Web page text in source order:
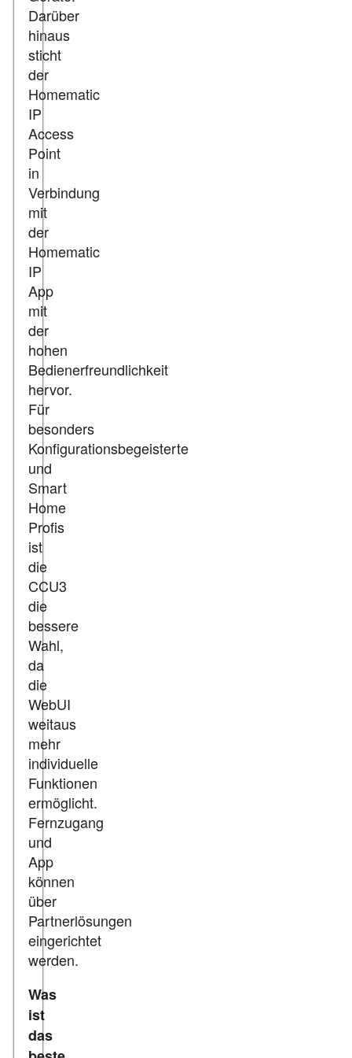
Darüber
hinaus
sticht
der
Homematic
IP
Access
Point
in
Verbindung
mit
der
Homematic
IP
App
mit
der
hohen
Bedienerfreundlichkeit
hervor.
Für
besonders
Konfigurationsbegeisterte
und
Smart
Home
Profis
ist
die
CCU3
die
bessere
Wahl,
da
die
WebUI
weitaus
mehr
individuelle
Funktionen
ermöglicht.
Fernzugang
und
App
können
über
Partnerlösungen
eingerichtet
werden.
Was
ist
das